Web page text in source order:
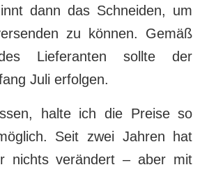
dann das Schneiden, um
zu können. Gemäß
Lieferanten sollte der
Juli erfolgen.
halte ich die Preise so
Seit zwei Jahren hat
nichts verändert – aber mit